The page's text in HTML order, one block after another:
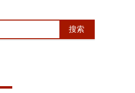
搜索